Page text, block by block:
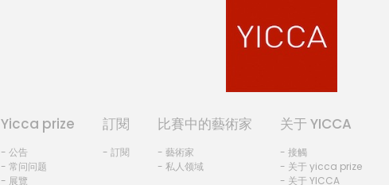
Yicca prize
- 公告
- 常问问题
- 展覽
訂閱
- 訂閱
比賽中的藝術家
- 藝術家
- 私人领域
关于 YICCA
- 接觸
- 关于 yicca prize
- 关于 YICCA